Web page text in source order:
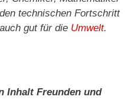
technischen Fortschritt
gut für die Umwelt.
Inhalt Freunden und